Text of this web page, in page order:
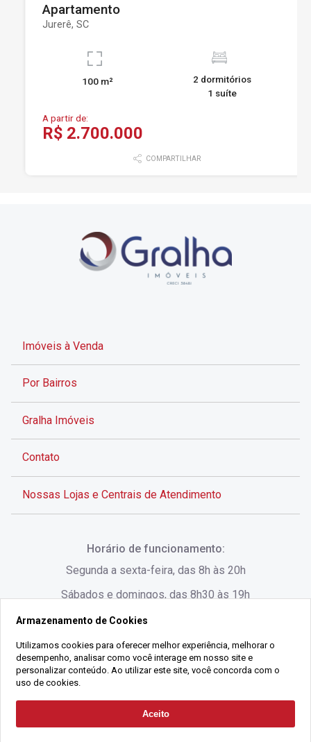
Solicitar Contato
Apartamento
Jurerê, SC
100 m²
2 dormitórios
1 suíte
A partir de:
R$ 2.700.000
COMPARTILHAR
Imóveis à Venda
Por Bairros
Gralha Imóveis
Contato
Nossas Lojas e Centrais de Atendimento
Rua Lauro Linhares, 1080 - Trindade, Florianópolis -
SC
(48) 3220-1045
Alameda César Nascimento, 549, Salas 1, 2 e 3 -
Horário de funcionamento:
Segunda a sexta-feira, das 8h às 20h
Sábados e domingos, das 8h30 às 19h
2021 Copyright - Gralha Imóveis CRECI 008060/O - Todos os direitos
Armazenamento de Cookies
Utilizamos cookies para oferecer melhor experiência, melhorar o
desempenho, analisar como você interage em nosso site e
personalizar conteúdo. Ao utilizar este site, você concorda com o
uso de cookies.
Aceito